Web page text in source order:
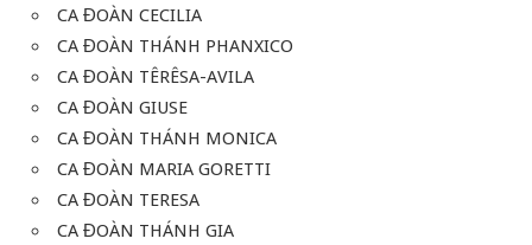
CA ĐOÀN CECILIA
CA ĐOÀN THÁNH PHANXICO
CA ĐOÀN TÊRÊSA-AVILA
CA ĐOÀN GIUSE
CA ĐOÀN THÁNH MONICA
CA ĐOÀN MARIA GORETTI
CA ĐOÀN TERESA
CA ĐOÀN THÁNH GIA